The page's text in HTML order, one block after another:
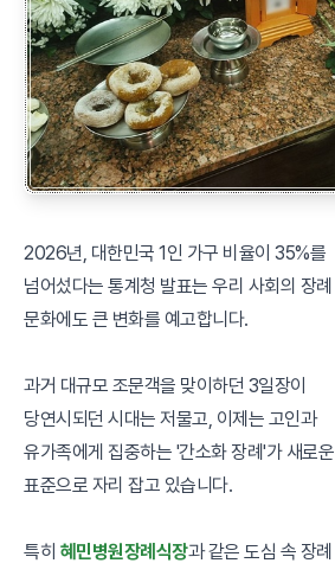
2026년, 대한민국 1인 가구 비율이 35%를
넘어섰다는 통계청 발표는 우리 사회의 장례
문화에도 큰 변화를 예고합니다.
과거 대규모 조문객을 맞이하던 3일장이
당연시되던 시대는 저물고, 이제는 고인과
유가족에게 집중하는 '간소화 장례'가 새로운
표준으로 자리 잡고 있습니다.
특히 혜민병원장례식장과 같은 도심 속 장례